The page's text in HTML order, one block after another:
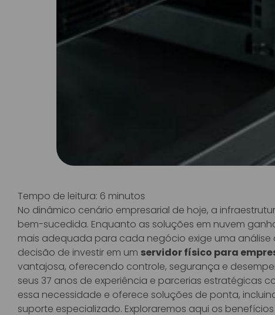
Tempo de leitura: 6 minutos
No dinâmico cenário empresarial de hoje, a
bem-sucedida. Enquanto as soluções em nuvem
mais adequada para cada negócio exige uma
decisão de investir em um servidor físico para
vantajosa, oferecendo controle, segurança e
seus 37 anos de experiência e parcerias estratégicas
essa necessidade e oferece soluções de ponta,
suporte especializado. Exploraremos aqui os